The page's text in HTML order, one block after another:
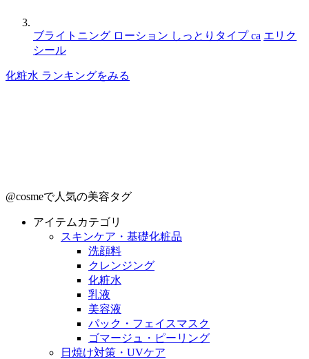
ブライトニング ローション しっとりタイプ ca エリク
シール
化粧水 ランキングをみる
@cosmeで人気の美容タグ
アイテムカテゴリ
スキンケア・基礎化粧品
洗顔料
クレンジング
化粧水
乳液
美容液
パック・フェイスマスク
ゴマージュ・ピーリング
日焼け対策・UVケア